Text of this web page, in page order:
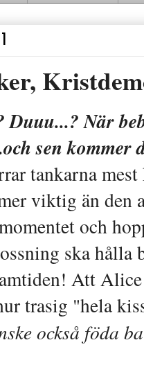
När
sen
tankarna
viktig än den
och
ska hålla
Att
trasig "hela
också föda